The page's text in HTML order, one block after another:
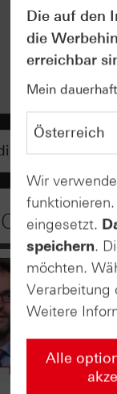
Die auf den
die
erreichbar
Mein
Wir
eingesetzt.
speichern.
möchten.
Verarbeitung
Weitere
Alle